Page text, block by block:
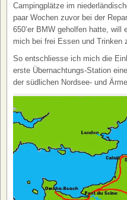
Campingplätze im
paar Wochen zuvor bei der
650’er BMW geholfen hatte,
mich bei frei Essen und Trinken
So entschliesse ich mich die
erste Übernachtungs-Station
der südlichen Nordsee- und